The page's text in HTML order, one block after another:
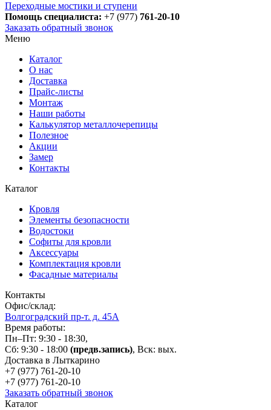
Переходные мостики и ступени
Помощь специалиста: +7 (977) 761-20-10
Заказать обратный звонок
Меню
Каталог
О нас
Доставка
Прайс-листы
Монтаж
Наши работы
Калькулятор металлочерепицы
Полезное
Акции
Замер
Контакты
Каталог
Кровля
Элементы безопасности
Водостоки
Софиты для кровли
Аксессуары
Комплектация кровли
Фасадные материалы
Контакты
Офис/склад:
Волгоградский пр-т. д. 45А
Время работы:
Пн–Пт: 9:30 - 18:30,
Сб: 9:30 - 18:00 (предв.запись), Вск: вых.
Доставка в Лыткарино
+7 (977) 761-20-10
+7 (977) 761-20-10
Заказать обратный звонок
Каталог